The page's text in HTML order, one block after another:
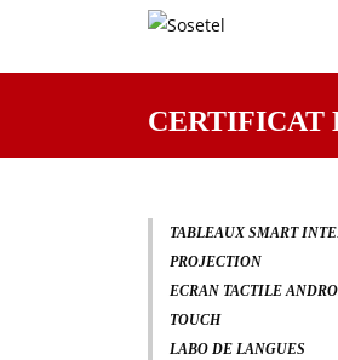
CERTIFICAT
TABLEAUX SMART
PROJECTION
ECRAN TACTILE
TOUCH
LABO DE LANGUES